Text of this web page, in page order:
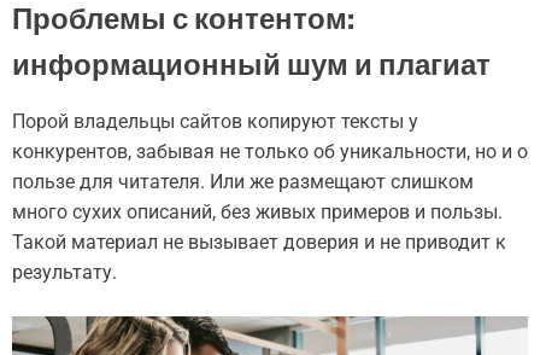
Проблемы с контентом:
информационный шум и плагиат
Порой владельцы сайтов копируют тексты у
конкурентов, забывая не только об уникальности, но и о
пользе для читателя. Или же размещают слишком
много сухих описаний, без живых примеров и пользы.
Такой материал не вызывает доверия и не приводит к
результату.